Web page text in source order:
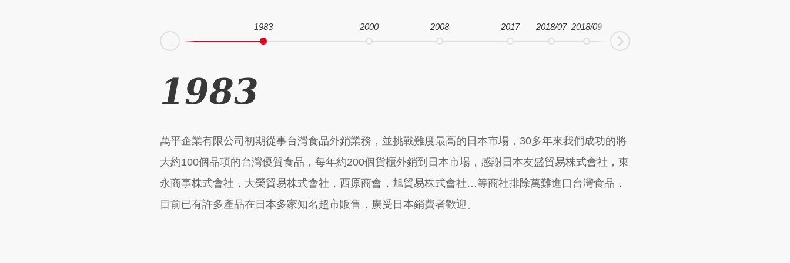
1983 2000 2008 2017 2018/07 2018/09
Prev
Next
1983
萬平企業有限公司初期從事台灣食品外銷業務，並挑戰難度最高的日本市場，30多年來我們成功的將
大約100個品項的台灣優質食品，每年約200個貨櫃外銷到日本市場，感謝日本友盛貿易株式會社，東
永商事株式會社，大榮貿易株式會社，西原商會，旭貿易株式會社…等商社排除萬難進口台灣食品，
目前已有許多產品在日本多家知名超市販售，廣受日本銷費者歡迎。